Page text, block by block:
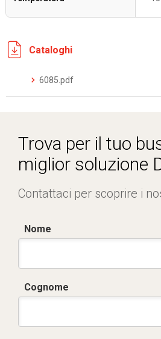
Cataloghi
6085.pdf
Trova per il tuo
miglior soluzione
Contattaci per scoprire i
Nome
Cognome